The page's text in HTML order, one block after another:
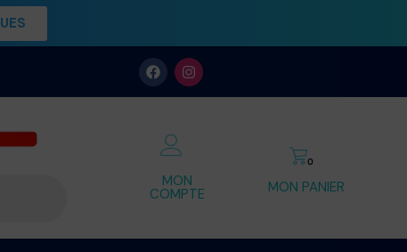
MON
COMPTE
0
MON PANIER